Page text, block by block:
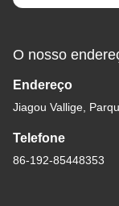
O nosso
Endereço
Jiagou Vallige,
Telefone
86-192-85448353